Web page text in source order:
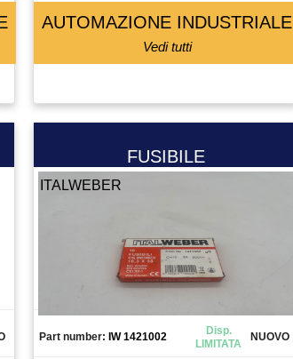
AUTOMAZIONE INDUSTRIALE
Vedi tutti
FUSIBILE
ITALWEBER
Part number: IW 1421002
Disp.
LIMITATA
NUOVO